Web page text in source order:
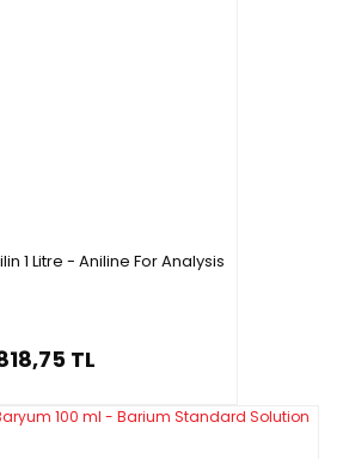
1 Litre - Aniline For Analysis
TL